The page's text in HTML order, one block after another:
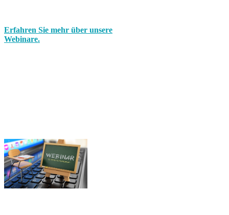
Erfahren Sie mehr über unsere
Webinare.